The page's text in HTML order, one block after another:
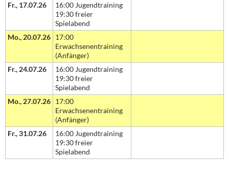
Fr., 17.07.26
16:00 Jugendtraining
19:30 freier
Spielabend
Mo., 20.07.26 17:00
Erwachsenentraining
(Anfänger)
Fr., 24.07.26
16:00 Jugendtraining
19:30 freier
Spielabend
Mo., 27.07.26 17:00
Erwachsenentraining
(Anfänger)
Fr., 31.07.26
16:00 Jugendtraining
19:30 freier
Spielabend